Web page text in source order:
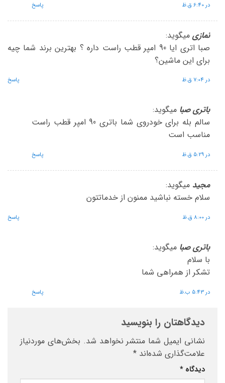
در 6:40 ق.ظ پاسخ
نمازی میگوید:
صبا اتری ایا 90 امپر قطب راست داره ؟ بهترین برند شما چیه
برای این ماشین؟
در 7:04 ق.ظ پاسخ
باتری صبا میگوید:
سالم بله برای خودروی شما باتری 90 امپر قطب راست
مناسب است
در 5:29 ق.ظ پاسخ
مجید میگوید:
سلام خسته نباشید ممنون از خدماتتون
در 8:00 ق.ظ پاسخ
باتری صبا میگوید:
با سلام
تشکر از همراهی شما
در 5:43 ب.ظ پاسخ
دیدگاهتان را بنویسید
نشانی ایمیل شما منتشر نخواهد شد. بخش‌های موردنیاز
علامت‌گذاری شده‌اند *
دیدگاه *